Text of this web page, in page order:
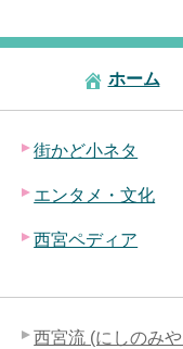
ホーム
街かど小ネタ
エンタメ・文化
西宮ペディア
西宮流 (にしのみや